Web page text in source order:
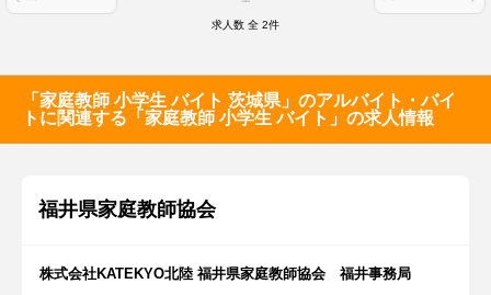
求人数 全 2件
「家庭教師 小学生 バイト 茨城県」のアルバイト・バイ
トに関連する「家庭教師 小学生 バイト」の求人情報
福井県家庭教師協会
株式会社KATEKYO北陸 福井県家庭教師協会 福井事務局